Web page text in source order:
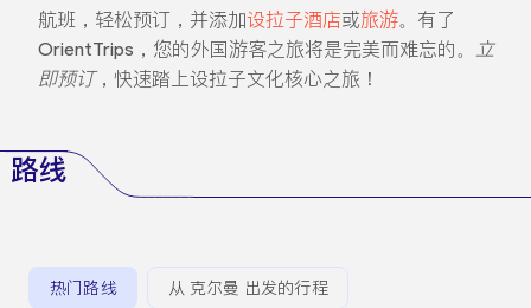
航班，轻松预订，并添加设拉子酒店或旅游。有了
OrientTrips，您的外国游客之旅将是完美而难忘的。 立
即预订，快速踏上设拉子文化核心之旅！
路线
热门路线 从 克尔曼 出发的行程